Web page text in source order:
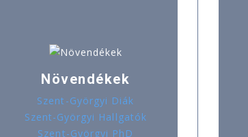
Növendékek
Szent-Györgyi Diák
Szent-Györgyi Hallgatók
Szent-Györgyi PhD